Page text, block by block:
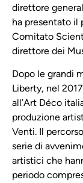
direttore
ha presentato il
Comitato
direttore dei
Dopo le grandi
Liberty, nel
all’Art Déco
produzione
Venti. Il
serie di
artistici che
periodo